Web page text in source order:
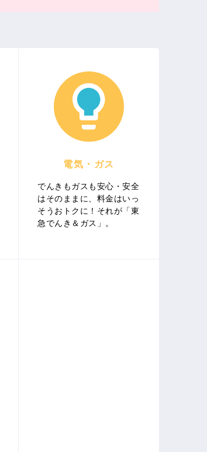
電気・ガス
でんきもガスも安心・安全
はそのままに、料金はいっ
そうおトクに！それが「東
急でんき＆ガス」。